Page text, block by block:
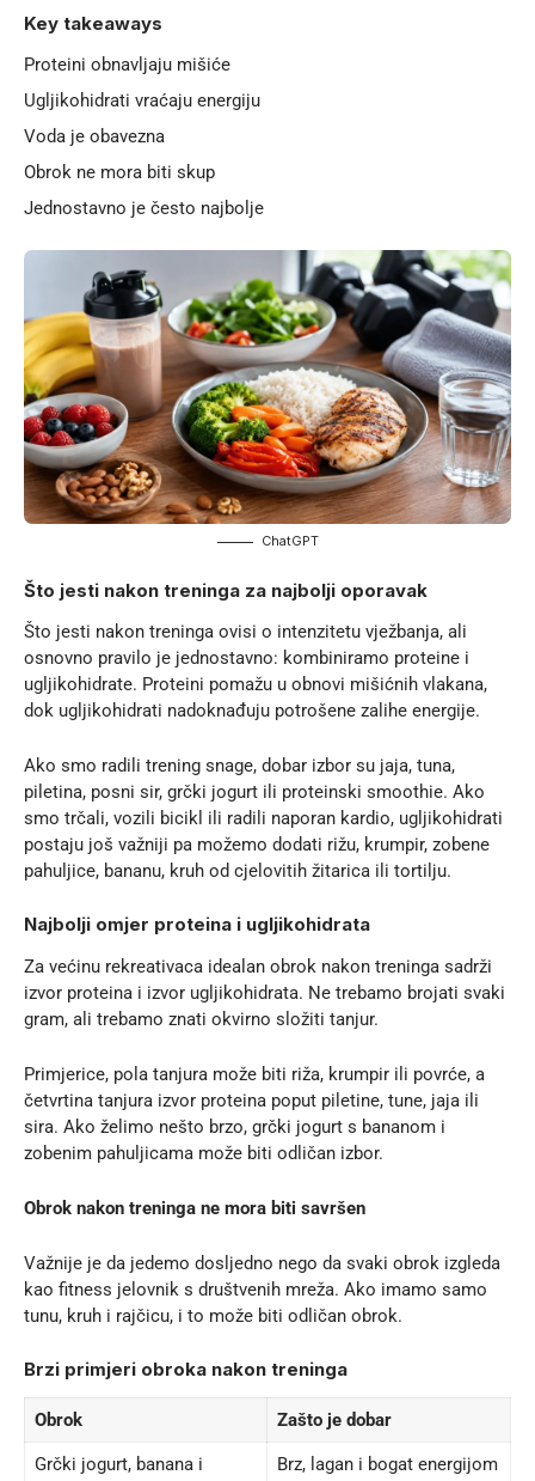
Key takeaways
Proteini obnavljaju mišiće
Ugljikohidrati vraćaju energiju
Voda je obavezna
Obrok ne mora biti skup
Jednostavno je često najbolje
ChatGPT
Što jesti nakon treninga za najbolji oporavak
Što jesti nakon treninga ovisi o intenzitetu vježbanja, ali
osnovno pravilo je jednostavno: kombiniramo proteine i
ugljikohidrate. Proteini pomažu u obnovi mišićnih vlakana,
dok ugljikohidrati nadoknađuju potrošene zalihe energije.
Ako smo radili trening snage, dobar izbor su jaja, tuna,
piletina, posni sir, grčki jogurt ili proteinski smoothie. Ako
smo trčali, vozili bicikl ili radili naporan kardio, ugljikohidrati
postaju još važniji pa možemo dodati rižu, krumpir, zobene
pahuljice, bananu, kruh od cjelovitih žitarica ili tortilju.
Najbolji omjer proteina i ugljikohidrata
Za većinu rekreativaca idealan obrok nakon treninga sadrži
izvor proteina i izvor ugljikohidrata. Ne trebamo brojati svaki
gram, ali trebamo znati okvirno složiti tanjur.
Primjerice, pola tanjura može biti riža, krumpir ili povrće, a
četvrtina tanjura izvor proteina poput piletine, tune, jaja ili
sira. Ako želimo nešto brzo, grčki jogurt s bananom i
zobenim pahuljicama može biti odličan izbor.
Obrok nakon treninga ne mora biti savršen
Važnije je da jedemo dosljedno nego da svaki obrok izgleda
kao fitness jelovnik s društvenih mreža. Ako imamo samo
tunu, kruh i rajčicu, i to može biti odličan obrok.
Brzi primjeri obroka nakon treninga
Obrok Zašto je dobar
Grčki jogurt, banana i
Brz, lagan i bogat energijom